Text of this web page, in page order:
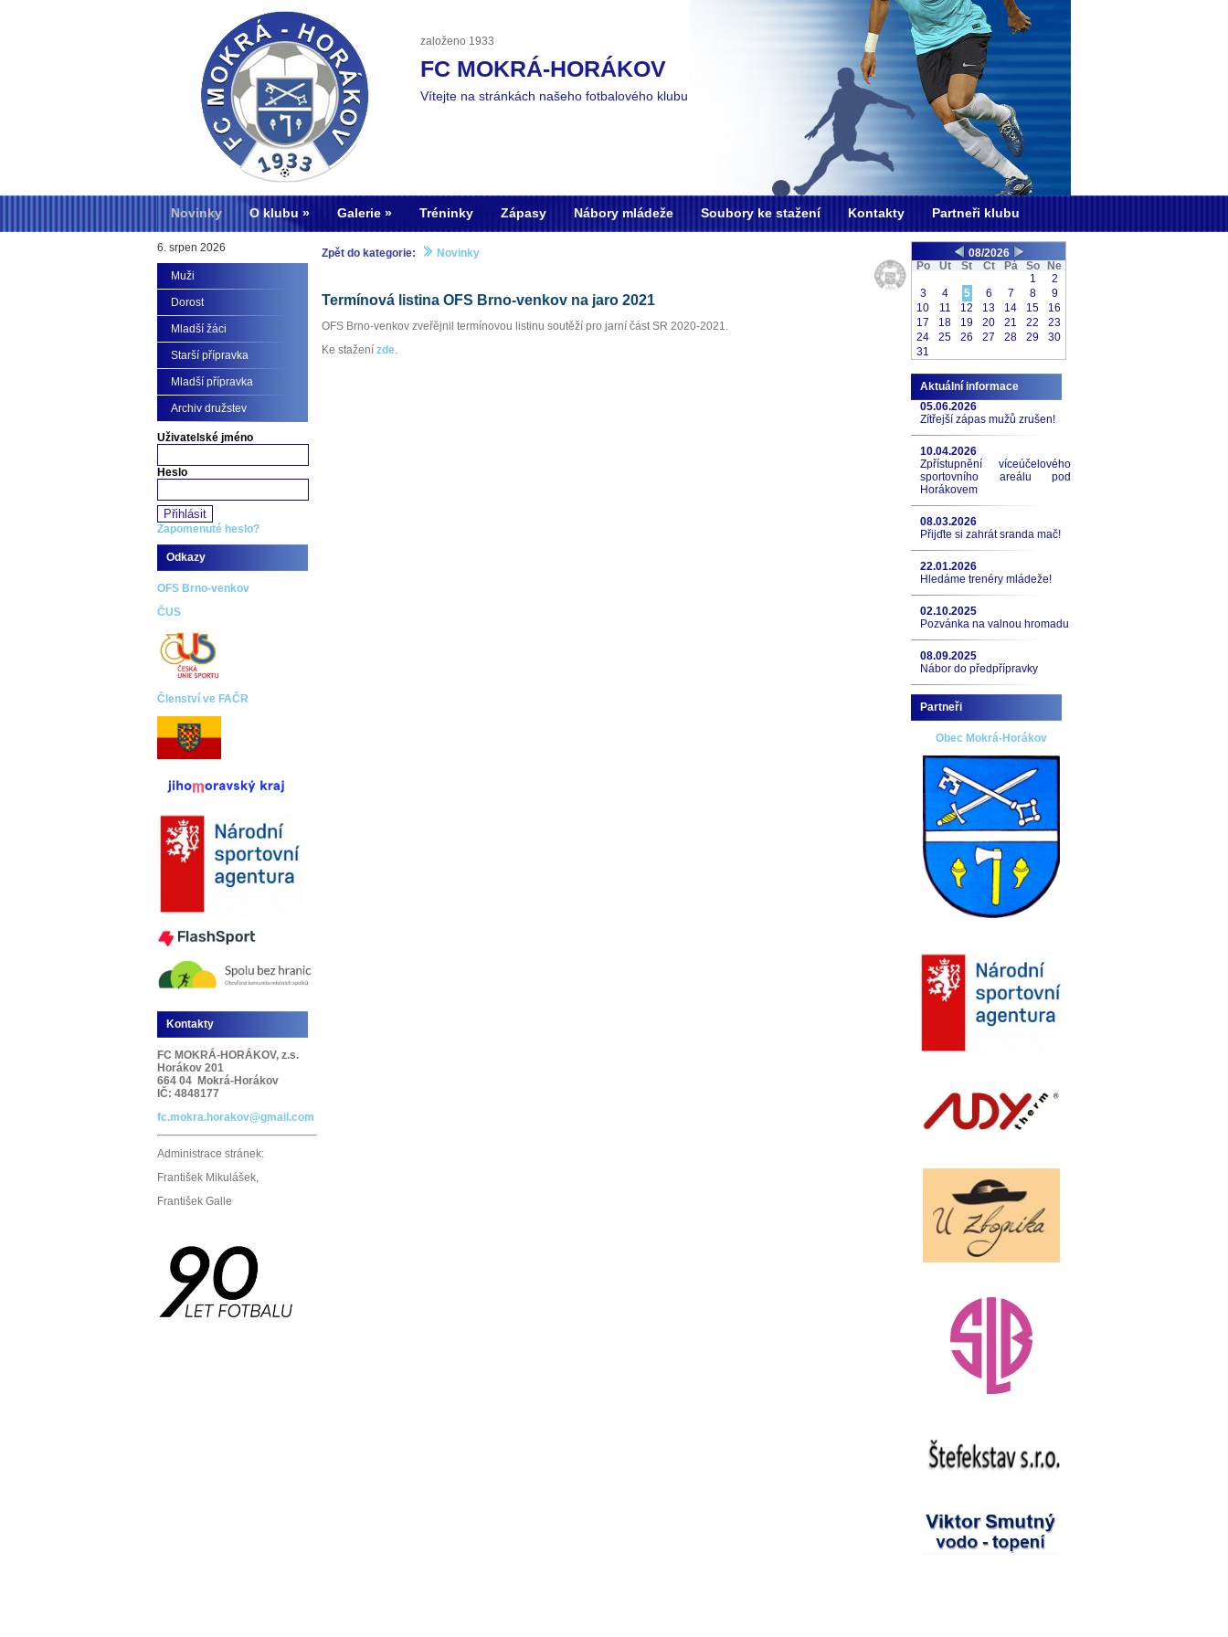
založeno 1933
FC MOKRÁ-HORÁKOV
Vítejte na stránkách našeho fotbalového klubu
Novinky O klubu Galerie Tréninky Zápasy Nábory mládeže Soubory ke stažení Kontakty Partneři klubu
Zpět do kategorie: Novinky
Termínová listina OFS Brno-venkov na jaro 2021
OFS Brno-venkov zveřějnil termínovou listinu soutěží pro jarní část SR 2020-2021.
Ke stažení zde.
6. srpen 2026
Muži
Dorost
Mladší žáci
Starší přípravka
Mladší přípravka
Archiv družstev
Uživatelské jméno
Heslo
Zapomenuté heslo?
Odkazy
OFS Brno-venkov
ČUS
Členství ve FAČR
Kontakty
FC MOKRÁ-HORÁKOV, z.s.
Horákov 201
664 04 Mokrá-Horákov
IČ: 4848177
fc.mokra.horakov@gmail.com
Administrace stránek:
František Mikulášek,
František Galle
08/2026
Po
Ut St Čt Pá So
Ne
1
2
3
4 5 6 7 8
9
10
11 12 13 14 15
16
17
18 19 20 21 22
23
24
25 26 27 28 29
30
31
Aktuální informace
05.06.2026
Zítřejší zápas mužů zrušen!
10.04.2026
Zpřístupnění víceúčelového
sportovního areálu pod
Horákovem
08.03.2026
Přijďte si zahrát sranda mač!
22.01.2026
Hledáme trenéry mládeže!
02.10.2025
Pozvánka na valnou hromadu
08.09.2025
Nábor do předpřípravky
Partneři
Obec Mokrá-Horákov